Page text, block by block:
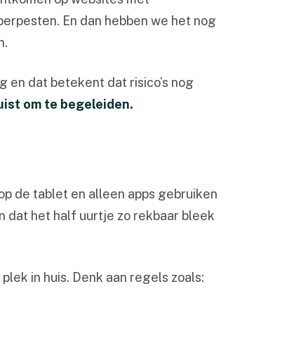
En dan hebben we het nog
en dat betekent dat risico’s nog
om te begeleiden.
de tablet en alleen apps gebruiken
dat het half uurtje zo rekbaar bleek
in huis. Denk aan regels zoals: